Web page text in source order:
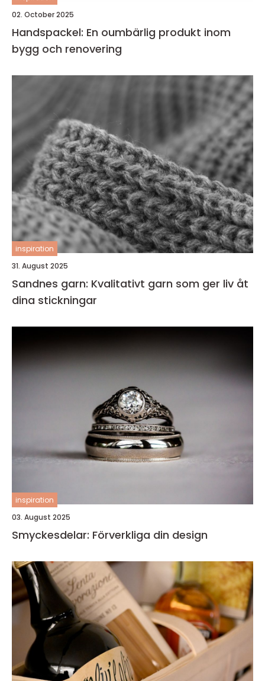
02. October 2025
Handspackel: En oumbärlig produkt inom
bygg och renovering
inspiration
31. August 2025
Sandnes garn: Kvalitativt garn som ger liv åt
dina stickningar
inspiration
03. August 2025
Smyckesdelar: Förverkliga din design